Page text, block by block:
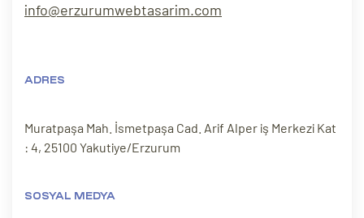
info@erzurumwebtasarim.com
ADRES
Muratpaşa Mah. İsmetpaşa Cad. Arif Alper iş Merkezi Kat
: 4, 25100 Yakutiye/Erzurum
SOSYAL MEDYA